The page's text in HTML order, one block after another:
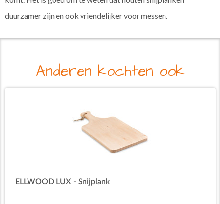
duurzamer zijn en ook vriendelijker voor messen.
Anderen kochten ook
ELLWOOD LUX - Snijplank